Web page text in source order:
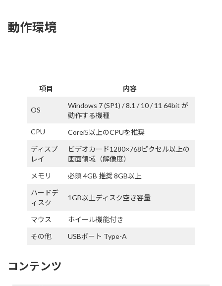
動作環境
項目 内容
OS
Windows 7 (SP1) / 8.1 / 10 / 11 64bit が
動作する機種
CPU
Corei5以上のCPUを推奨
ディスプ
レイ
ビデオカード1280×768ピクセル以上の
画面領域（解像度）
メモリ
必須 4GB 推奨 8GB以上
ハードデ
ィスク
1GB以上ディスク空き容量
マウス
ホイール機能付き
その他
USBポート Type-A
コンテンツ